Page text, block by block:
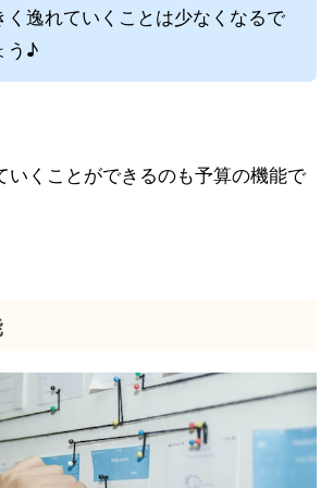
く逸れていくことは少なくなるで
う♪
いくことができるのも予算の機能で